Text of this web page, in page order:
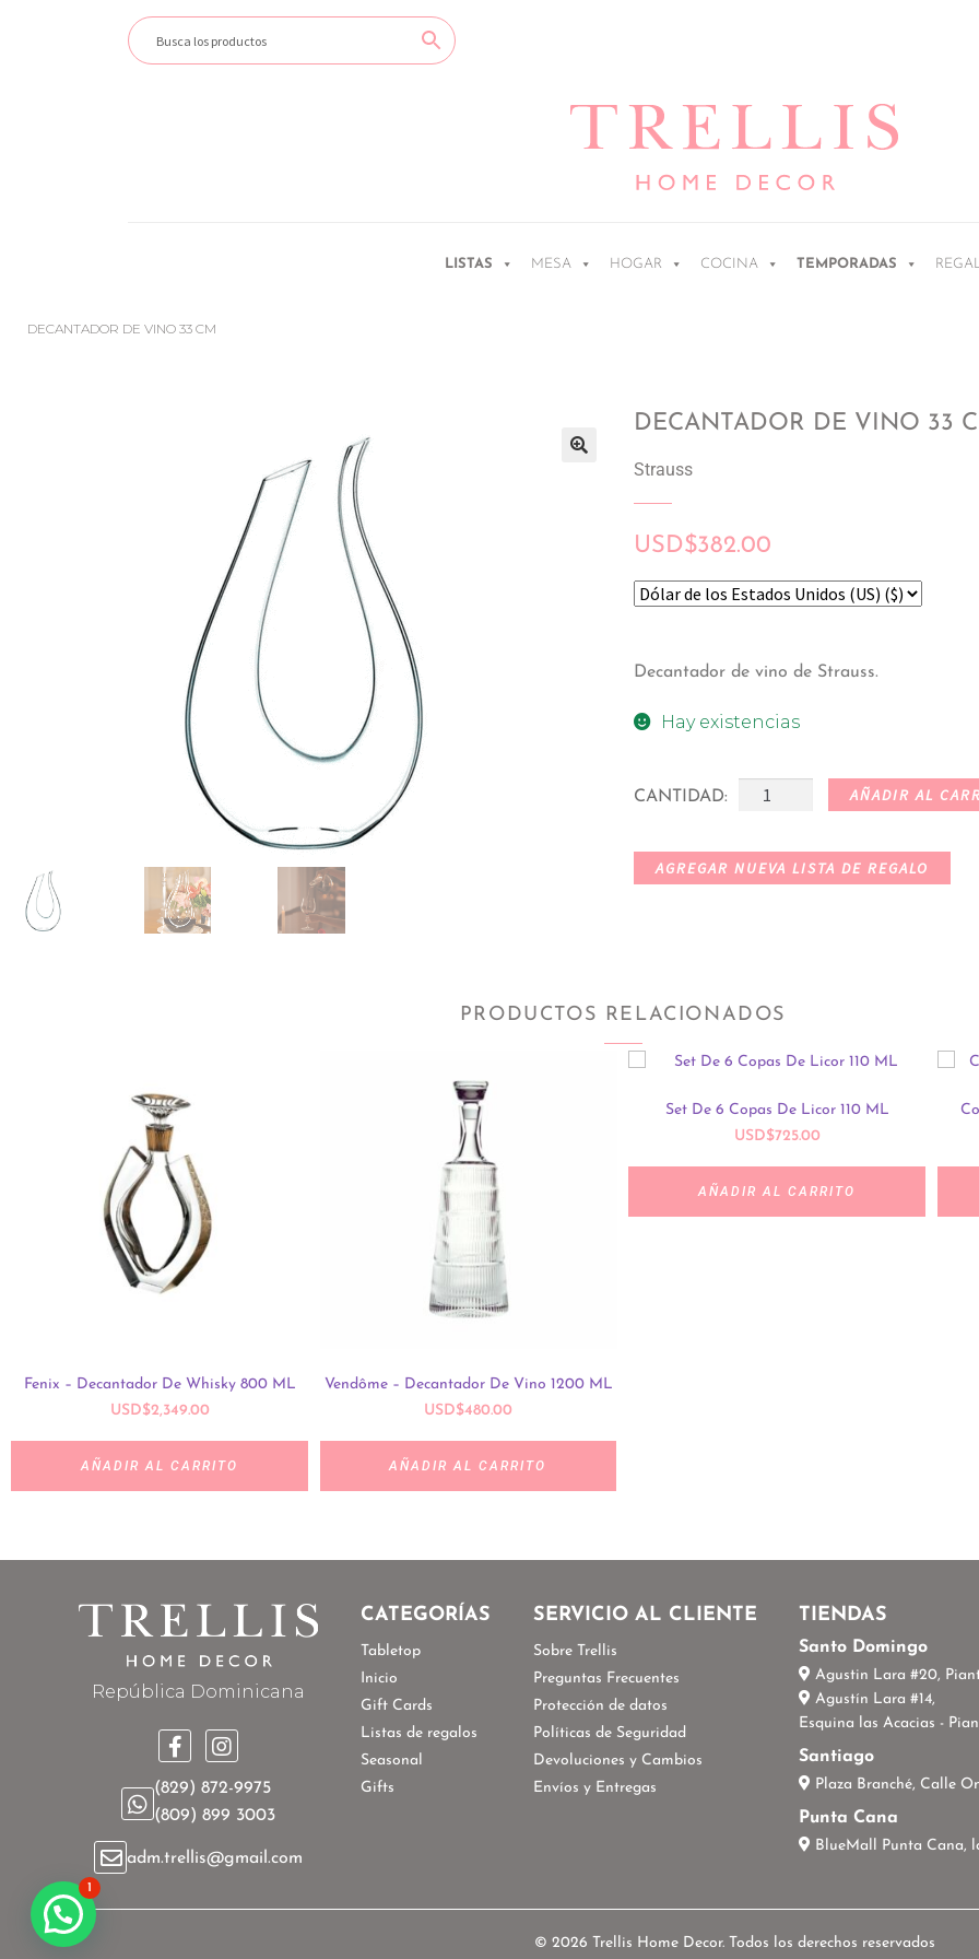
LISTAS MESA HOGAR COCINA TEMPORADAS
DECANTADOR DE VINO 33 CM
DECANTADOR DE VINO 33
Strauss
USD$382.00
Decantador de vino de Strauss.
Hay existencias
CANTIDAD: AÑADIR AL
AGREGAR NUEVA LISTA DE REGALO
PRODUCTOS RELACIONADOS
Fenix – Decantador De Whisky 800 ML
USD$2,349.00
AÑADIR AL CARRITO
Vendôme – Decantador De Vino 1200 ML
USD$480.00
AÑADIR AL CARRITO
Set De 6 Copas De Licor 110 ML
USD$725.00
AÑADIR AL CARRITO
República Dominicana
(829) 872-9975
(809) 899 3003
adm.trellis@gmail.com
CATEGORÍAS
Tabletop
Inicio
Gift Cards
Listas de regalos
Seasonal
Gifts
SERVICIO AL CLIENTE
Sobre Trellis
Preguntas Frecuentes
Protección de datos
Políticas de Seguridad
Devoluciones y Cambios
Envíos y Entregas
TIENDAS
Santo Domingo
Agustin Lara #20,
Agustín Lara #14,
Esquina las Acacias -
Santiago
Plaza Branché, Calle
Punta Cana
BlueMall Punta Cana,
© 2026 Trellis Home Decor. Todos los derechos reservados
1